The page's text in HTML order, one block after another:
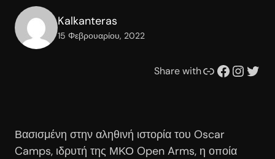
Kalkanteras
15 Φεβρουαρίου, 2022
Share withΣυνδέσμου Facebook Instagram Twitter
Βασισμένη στην αληθινή ιστορία του Oscar
Camps, ιδρυτή της ΜΚΟ Open Arms, η οποία